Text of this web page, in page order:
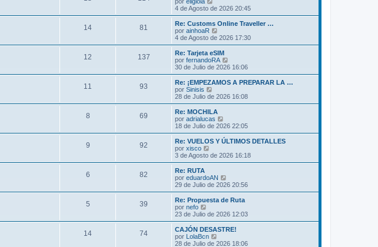
a
j
e
m
e
s
j
e
t
m
o
m
e
s
a
j
e
e
r
ú
l
t
m
o
m
e
s
j
e
4 de Agosto de 2026 20:45
14 81
Re: Customs Online Traveller …
por ainhoaR
e
r
ú
l
t
m
o
m
e
a
j
e
4 de Agosto de 2026 17:30
12 137
Re: Tarjeta eSIM
por fernandoRA
e
r
ú
t
m
e
s
j
e
30 de Julio de 2026 16:06
11 93
Re: ¡EMPEZAMOS A PREPARAR LA …
por Sinisis
e
r
ú
l
t
m
o
m
e
a
j
e
28 de Julio de 2026 16:08
8 69
Re: MOCHILA
por adrialucas
e
r
ú
t
o
m
e
s
j
e
18 de Julio de 2026 22:05
9 92
Re: VUELOS Y ÚLTIMOS DETALLES
por xisco
e
r
l
t
m
o
m
e
s
a
3 de Agosto de 2026 16:18
6 82
Re: RUTA
por eduardoAN
e
r
ú
t
m
o
m
29 de Julio de 2026 20:56
5 39
Re: Propuesta de Ruta
por nefo
e
r
ú
l
t
23 de Julio de 2026 12:03
14 74
CAJÓN DESASTRE!
por LolaBcn
e
28 de Julio de 2026 18:06